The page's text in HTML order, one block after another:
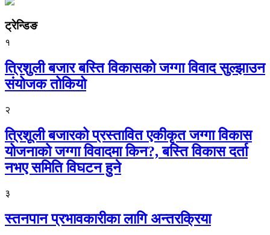
ट्रेन्डिङ
१
त्रिशुली बजार बस्ति विकासको जग्गा विवाद सुल्झाउन
संयोजक तोकियो
२
त्रिशूली बजारको प्रस्तावित एकीकृत जग्गा विकास
योजनाको जग्गा विवादमा किन?, बस्ति विकास दर्ता
नभए समिति विघटन हुने
३
स्तनपान प्रभावकारीका लागि अन्तरक्रिया